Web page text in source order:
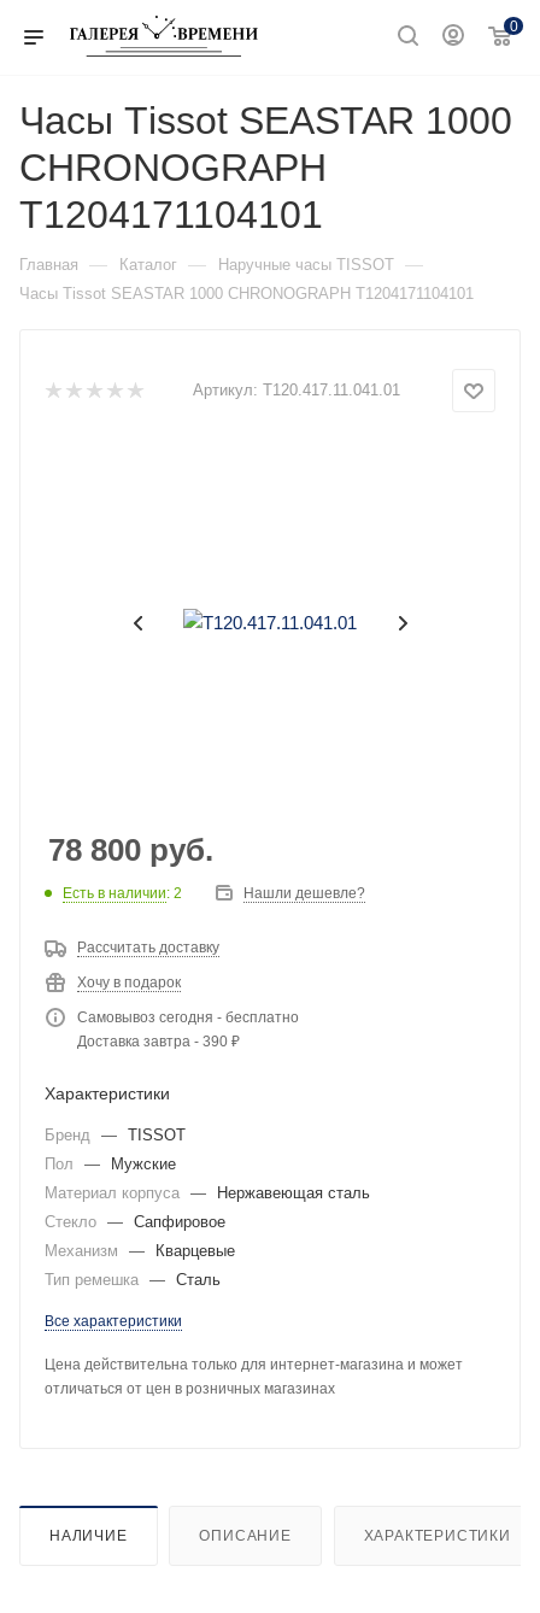
0
Часы Тissot SEASTAR 1000
CHRONOGRAPH
T1204171104101
Главная — Каталог — Наручные часы TISSOT —
Часы Тissot SEASTAR 1000 CHRONOGRAPH T1204171104101
Артикул: T120.417.11.041.01
78 800 руб.
Есть в наличии: 2 Нашли дешевле?
Рассчитать доставку
Хочу в подарок
Самовывоз сегодня - бесплатно
Доставка завтра - 390 ₽
Характеристики
Бренд — TISSOT
Пол
—
Мужские
Материал корпуса —
Нержавеющая сталь
Стекло — Сапфировое
Механизм
—
Кварцевые
Тип ремешка — Сталь
Все характеристики
Цена действительна только для интернет-магазина и может
отличаться от цен в розничных магазинах
НАЛИЧИЕ ОПИСАНИЕ ХАРАКТЕРИСТИКИ